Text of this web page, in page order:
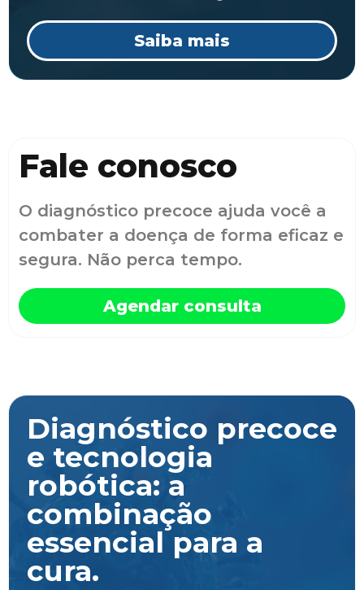
Saiba mais
Fale conosco
O diagnóstico precoce ajuda você a
combater a doença de forma eficaz e
segura. Não perca tempo.
Agendar consulta
Diagnóstico precoce
e tecnologia
robótica: a
combinação
essencial para a
cura.